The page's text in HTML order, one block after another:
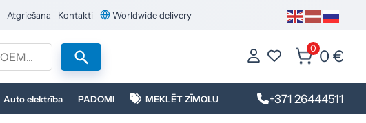
Atgriešana Kontakti Worldwide delivery
0 0 €
Auto elektrība PADOMI MEKLĒT ZĪMOLU +371 26444511